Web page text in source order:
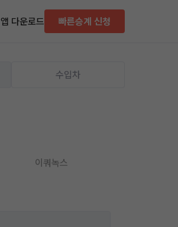
앱 다운로드 빠른승계 신청
수입차
이쿼녹스